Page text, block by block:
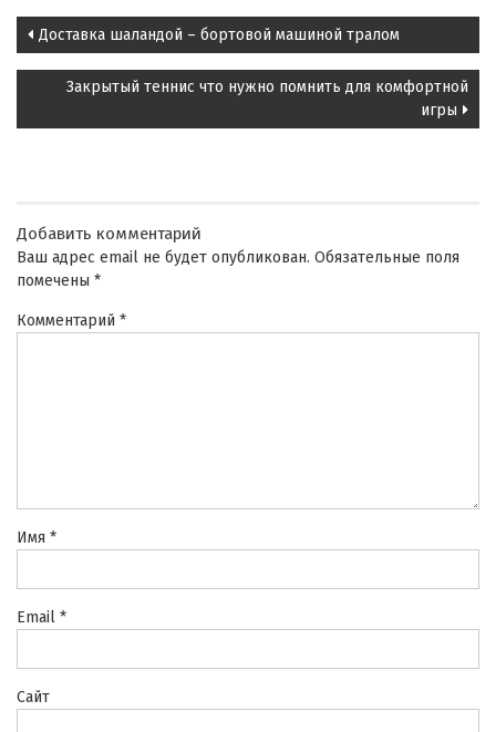
Post
navigation
Доставка шаландой – бортовой машиной тралом
Закрытый теннис что нужно помнить для комфортной
игры
Добавить комментарий
Ваш адрес email не будет опубликован. Обязательные поля
помечены *
Комментарий *
Имя *
Email *
Сайт